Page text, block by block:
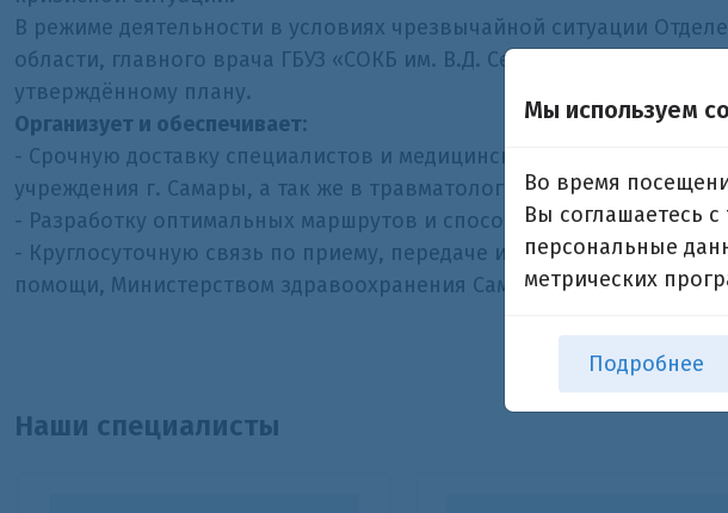
В режиме деятельности в условиях чрезвычайной ситуации
области, главного врача ГБУЗ «СОКБ им. В.Д. Середавина» при
утверждённому плану.
Организует и обеспечивает:
- Срочную доставку специалистов и медицинских грузов в
учреждения г. Самары, а так же в травматологические центры
- Разработку оптимальных маршрутов и способов быстрой
- Круглосуточную связь по приему, передаче информации между
помощи, Министерством здравоохранения Самарской области.
Наши специалисты
Мы используем
Во время
Вы соглашаетесь
персональные
метрических
Подробнее